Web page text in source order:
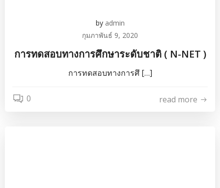
by admin
กุมภาพันธ์ 9, 2020
การทดสอบทางการศึกษาระดับชาติ ( N-NET )
การทดสอบทางการศึ […]
0 read more